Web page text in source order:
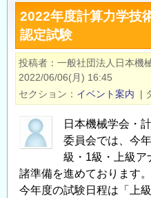
の
講
座
の
ご
案
内
（「計
算
学
の
2022年度計算力学技
認定試験
投稿者 一般社団法人日本機
2022/06/06(月) 16:45
セクション
イベント案内 |
日本機械学会・
委員会では、今
級・1級・上級ア
諸準備を進めております。
今年度の試験日程は「上